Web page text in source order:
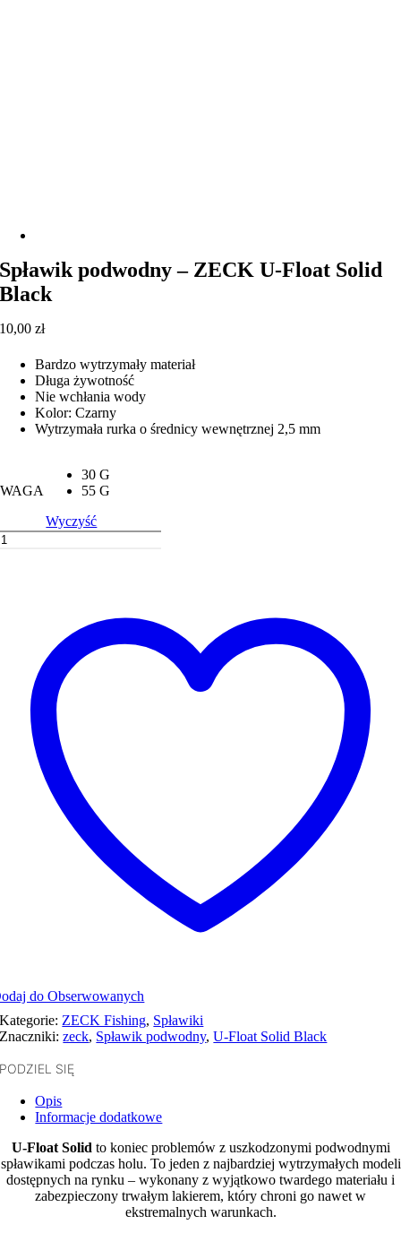
Spławik podwodny – ZECK U-Float Solid
Black
10,00zł
Bardzo wytrzymały materiał
Długa żywotność
Nie wchłania wody
Kolor: Czarny
Wytrzymała rurka o średnicy wewnętrznej 2,5 mm
WAGA
30 G
55 G
Wyczyść
do Obserwowanych
Kategorie: ZECK Fishing, Spławiki
Znaczniki:zeck, Spławik podwodny,U-Float Solid Black
PODZIEL SIĘ
Opis
Informacje dodatkowe
U-Float Solid to koniec problemów z uszkodzonymi podwodnymi
spławikami podczas holu. To jeden z najbardziej wytrzymałych modeli
dostępnych na rynku – wykonany z wyjątkowo twardego materiału i
zabezpieczony trwałym lakierem, który chroni go nawet w
ekstremalnych warunkach.